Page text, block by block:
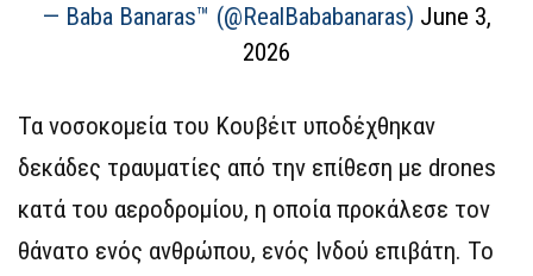
— Baba Banaras™ (@RealBababanaras) June 3,
2026
Τα νοσοκομεία του Κουβέιτ υποδέχθηκαν
δεκάδες τραυματίες από την επίθεση με drones
κατά του αεροδρομίου, η οποία προκάλεσε τον
θάνατο ενός ανθρώπου, ενός Ινδού επιβάτη. Το